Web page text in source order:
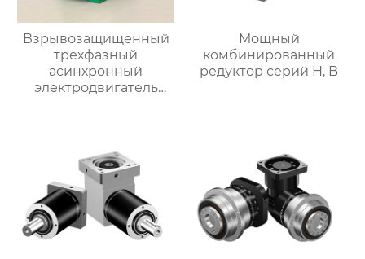
Взрывозащищенный
трехфазный
асинхронный
электродвигатель
Мощный
комбинированный
редуктор серий H, B